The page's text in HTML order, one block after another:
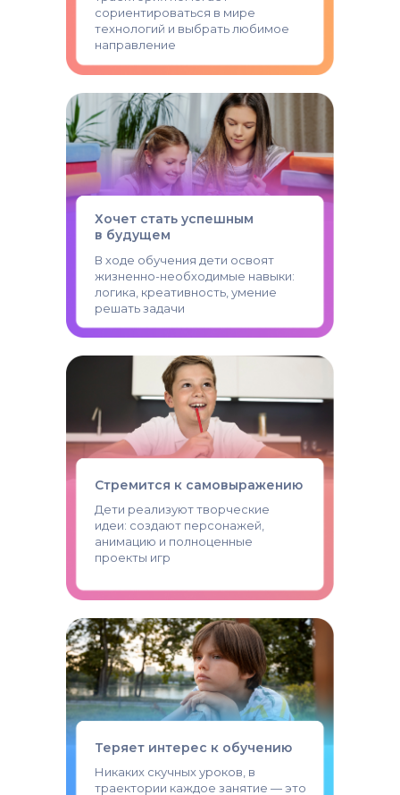
сориентироваться в мире
технологий и выбрать любимое
направление
Хочет стать успешным
в будущем
В ходе обучения дети освоят
жизненно-необходимые навыки:
логика, креативность, умение
решать задачи
Стремится к самовыражению
Дети реализуют творческие
идеи: создают персонажей,
анимацию и полноценные
проекты игр
Теряет интерес к обучению
Никаких скучных уроков, в
траектории каждое занятие — это